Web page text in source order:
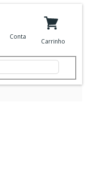
Conta
Carrinho